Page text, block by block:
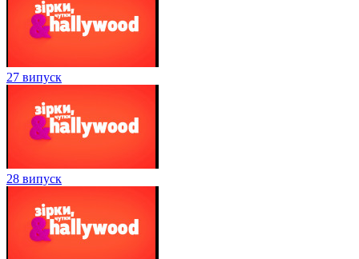
27 випуск
28 випуск